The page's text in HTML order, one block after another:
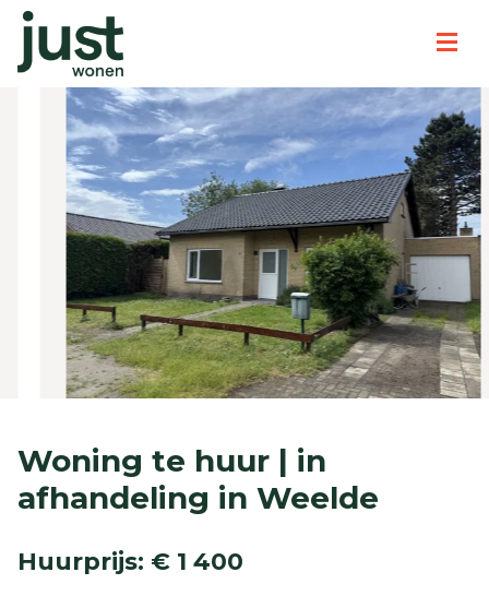
Woning te huur | in
afhandeling in Weelde
Huurprijs: € 1 400